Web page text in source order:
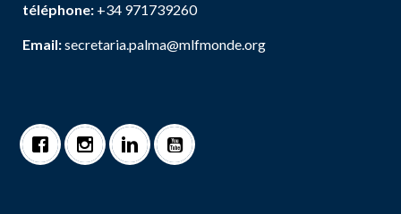
téléphone: +34 971739260
Email:secretaria.palma@mlfmonde.org